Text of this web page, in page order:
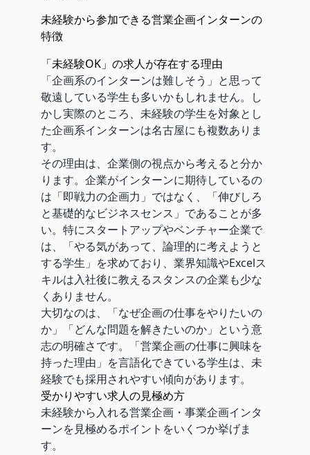
未経験から参加できる営業企画インターンの
特徴
「未経験OK」の求人が存在する理由
「企画系のインターンは難しそう」と思って
敬遠している学生も多いかもしれません。し
かし実際のところ、未経験の学生を対象とし
た企画系インターンは名古屋にも複数ありま
す。
その理由は、企業側の視点から考えると分か
ります。企業がインターンに期待しているの
は「即戦力の企画力」ではなく、「伸びしろ
と基礎的なビジネスセンス」であることが多
い。特にスタートアップやベンチャー企業で
は、「やる気があって、論理的に考えようと
する学生」を求めており、業界知識やExcelス
キルは入社後に教えるスタンスの企業も少な
くありません。
大切なのは、「なぜ企画の仕事をやりたいの
か」「どんな問題を解きたいのか」という意
志の明確さです。「営業企画の仕事に興味を
持った理由」を言語化できている学生は、未
経験でも採用されやすい傾向があります。
受かりやすい求人の見極め方
未経験から入れる営業企画・事業企画インタ
ーンを見極めるポイントをいくつか挙げま
す。